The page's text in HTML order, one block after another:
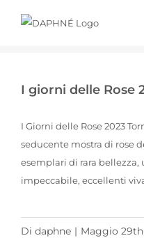
I giorni delle Rose
I Giorni delle Rose 2023
seducente mostra di rose
esemplari di rara
impeccabile, eccellenti
Di daphne | Maggio